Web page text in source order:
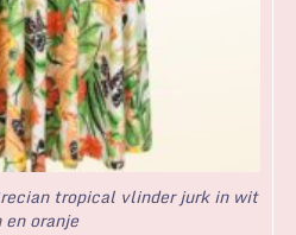
tropical vlinder jurk in wit
en oranje